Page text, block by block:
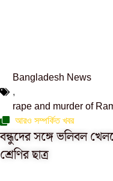
Bangladesh News
,
rape and murder of
আরও সম্পর্কিত খবর
বন্ধুদের সঙ্গে ভলিবল
শ্রেণির ছাত্র